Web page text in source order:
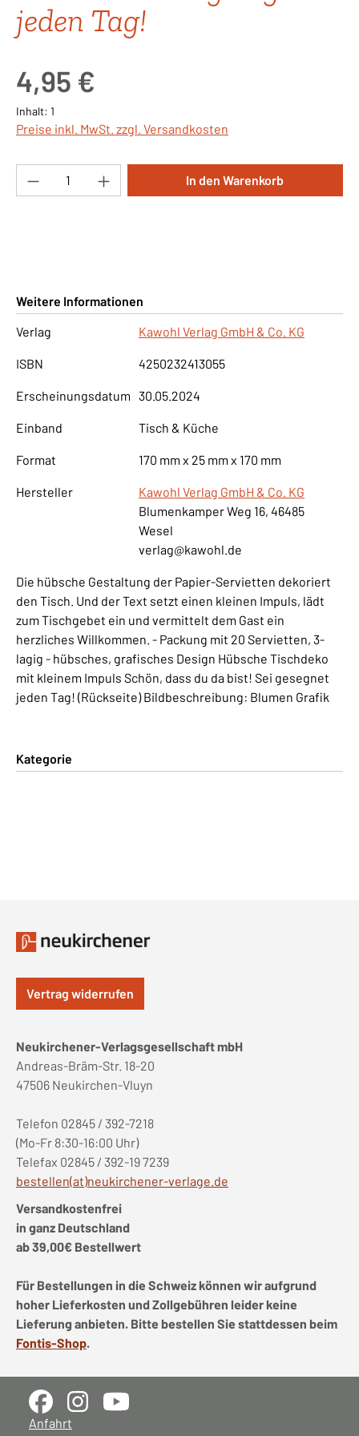
jeden Tag!
4,95 €
Inhalt: 1
Preise inkl. MwSt. zzgl. Versandkosten
Produkt Anzahl: Gib den gewünschten
In den Warenkorb
Weitere Informationen
Verlag
Kawohl Verlag GmbH & Co. KG
ISBN 4250232413055
Erscheinungsdatum 30.05.2024
Einband Tisch & Küche
Format 170 mm x 25 mm x 170 mm
Hersteller
Kawohl Verlag GmbH & Co. KG
Blumenkamper Weg 16, 46485
Wesel
verlag@kawohl.de
Die hübsche Gestaltung der Papier-Servietten dekoriert
den Tisch. Und der Text setzt einen kleinen Impuls, lädt
zum Tischgebet ein und vermittelt dem Gast ein
herzliches Willkommen. - Packung mit 20 Servietten, 3-
lagig - hübsches, grafisches Design Hübsche Tischdeko
mit kleinem Impuls Schön, dass du da bist! Sei gesegnet
jeden Tag! (Rückseite) Bildbeschreibung: Blumen Grafik
Kategorie
Vertrag widerrufen
Neukirchener-Verlagsgesellschaft mbH
Andreas-Bräm-Str. 18-20
47506 Neukirchen-Vluyn
Telefon 02845 / 392-7218
(Mo-Fr 8:30-16:00 Uhr)
Telefax 02845 / 392-19 7239
bestellen(at)neukirchener-verlage.de
Versandkostenfrei
in ganz Deutschland
ab 39,00€ Bestellwert
Für Bestellungen in die Schweiz können wir aufgrund
hoher Lieferkosten und Zollgebühren leider keine
Lieferung anbieten. Bitte bestellen Sie stattdessen beim
Fontis-Shop.
Anfahrt